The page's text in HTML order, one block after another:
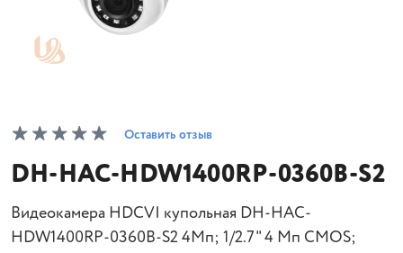
Оставить отзыв
DH-HAC-HDW1400RP-0360B-S2
Видеокамера HDCVI купольная DH-HAC-
HDW1400RP-0360B-S2 4Мп; 1/2.7" 4 Mп CMOS;